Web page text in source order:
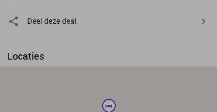
Deel deze deal
Locaties
hotel